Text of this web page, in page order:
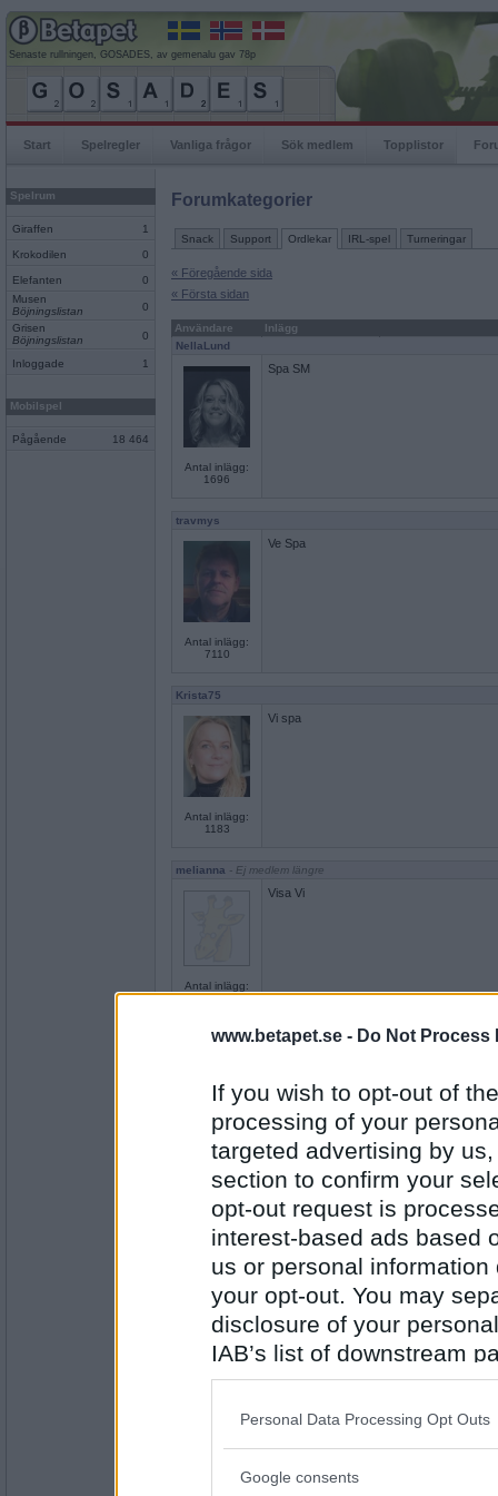
www.betapet.se - Do Not Process
If you wish to opt-out of
processing of your
targeted advertising by
section to confirm your
opt-out request is
interest-based ads based
us or personal
your opt-out. You may
disclosure of your
IAB’s list of downstream
also be disclosed by us
Downstream Participants
Please note that this
Personal Data Processing Opt Outs
Google consents
Senaste rullningen, GOSADES, av gemenalu gav 78p
Start Spelregler Vanliga frågor Sök medlem Topplistor
Spelrum
Giraffen 1
Krokodilen 0
Elefanten
0
Musen
Böjningslistan
0
Grisen
Böjningslistan
0
Inloggade 1
Mobilspel
Pågående 18 464
Forumkategorier
Snack Support Ordlekar IRL-spel Turneringar
« Föregående sida
« Första sidan
Användare
Inlägg
NellaLund
Antal inlägg:
1696
Spa SM
travmys
Antal inlägg:
7110
Ve Spa
Krista75
Antal inlägg:
1183
Vi spa
melianna - Ej medlem längre
Antal inlägg:
2978
Visa Vi
- Ej medlem längre
Antal inlägg: 349
Antal inlägg:
7834
Visa Kort
Antal inlägg: